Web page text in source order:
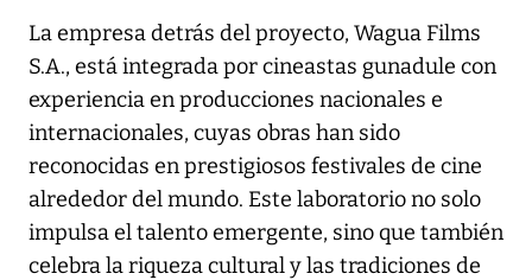
La empresa detrás del proyecto, Wagua Films
S.A., está integrada por cineastas gunadule con
experiencia en producciones nacionales e
internacionales, cuyas obras han sido
reconocidas en prestigiosos festivales de cine
alrededor del mundo. Este laboratorio no solo
impulsa el talento emergente, sino que también
celebra la riqueza cultural y las tradiciones de